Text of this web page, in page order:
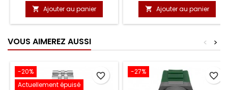
 Ajouter au panier  Ajouter au panier
VOUS AIMEREZ AUSSI >
<
-20%
Actuellement épuisé
favorite_border -27% favorite_border